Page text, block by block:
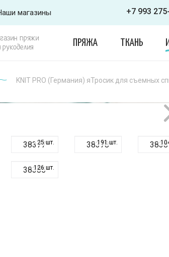
магазины +7 993
пряжи
ПРЯЖА ТКАНЬ
KNIT PRO (Германия) яТросик для съемных
25 шт.
38377 191 шт.
38378
126 шт.
38385